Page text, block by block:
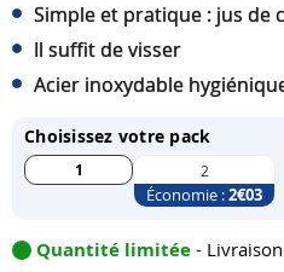
Simple et pratique : jus
Il suffit de visser
Acier inoxydable
Choisissez votre pack
1 2
Économie :2€03
Quantité limitée -